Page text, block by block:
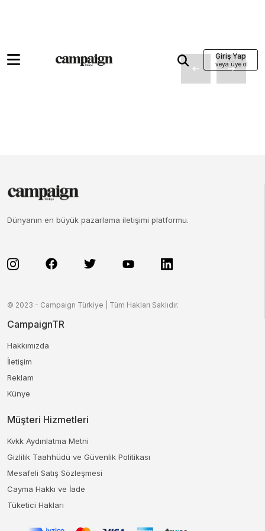
Giriş Yap
Dünyanın en büyük pazarlama iletişimi platformu.
© 2023 - Campaign Türkiye | Tüm Hakları Saklıdır.
CampaignTR
Hakkımızda
İletişim
Reklam
Künye
Müşteri Hizmetleri
Kvkk Aydınlatma Metni
Gizlilik Taahhüdü ve Güvenlik Politikası
Mesafeli Satış Sözleşmesi
Cayma Hakkı ve İade
Tüketici Hakları